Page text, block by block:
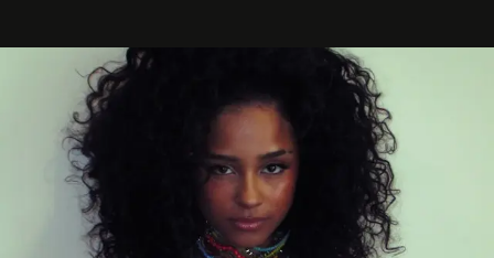
neerstrijkt in Saint-Tropez. Dit zijn de nieuwe adressen
die deze zomer de toon zetten, van lange lunches tot
zwoele nachten.